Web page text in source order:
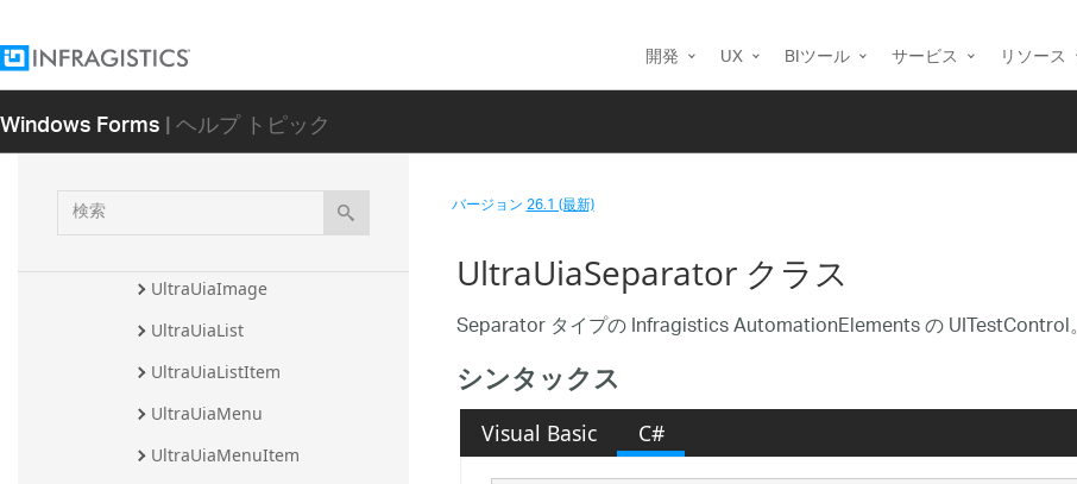
開発 UX BIツール サービス リソース
Windows Forms| ヘルプ トピック
検
索
UltraUiaEdit
UltraUiaImage
UltraUiaList
UltraUiaListItem
UltraUiaMenu
UltraUiaMenuItem
バージョン26.1 (最新)
UltraUiaSeparator クラス
Separator タイプの Infragistics AutomationElements の UITestControl。
シンタックス
Visual Basic C#